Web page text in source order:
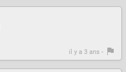
il y a 3 ans -